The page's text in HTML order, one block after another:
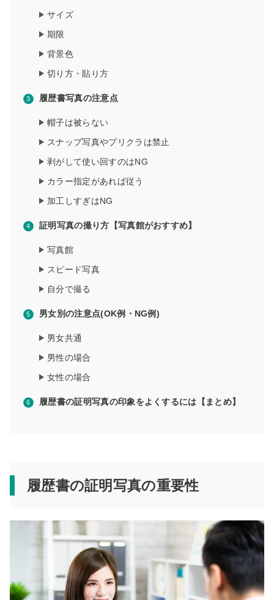
サイズ
期限
背景色
切り方・貼り方
履歴書写真の注意点
帽子は被らない
スナップ写真やプリクラは禁止
剥がして使い回すのはNG
カラー指定があれば従う
加工しすぎはNG
証明写真の撮り方【写真館がおすすめ】
写真館
スピード写真
自分で撮る
男女別の注意点(OK例・NG例)
男女共通
男性の場合
女性の場合
履歴書の証明写真の印象をよくするには【まとめ】
履歴書の証明写真の重要性